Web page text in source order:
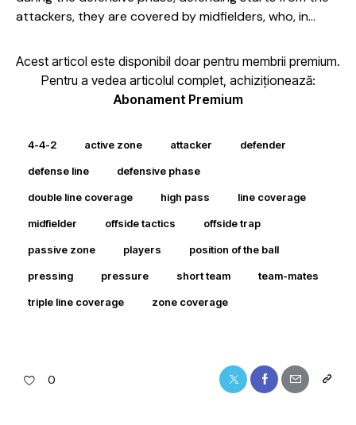
attackers, they are covered by midfielders, who, in…
Acest articol este disponibil doar pentru membrii premium.
Pentru a vedea articolul complet, achiziționează:
Abonament Premium
4-4-2 active zone attacker defender
defense line defensive phase
double line coverage high pass line coverage
midfielder offside tactics offside trap
passive zone players position of the ball
pressing pressure short team team-mates
triple line coverage zone coverage
0